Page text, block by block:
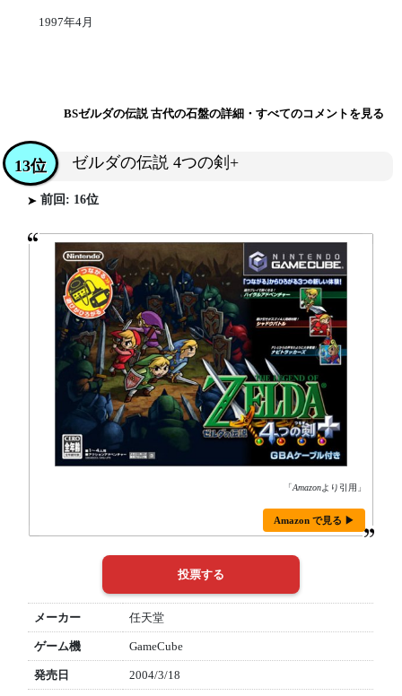
1997年4月
BSゼルダの伝説 古代の石盤の詳細・すべてのコメントを見る
ゼルダの伝説 4つの剣+
13位
前回: 16位
「Amazonより引用」
Amazon で見る ▶
メーカー 任天堂
ゲーム機 GameCube
発売日 2004/3/18